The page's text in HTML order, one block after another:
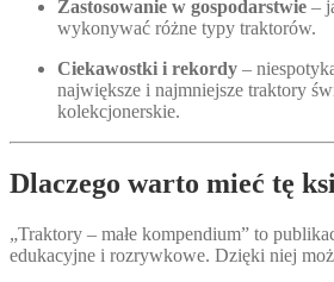
Zastosowanie w gospodarstwie –
wykonywać różne typy traktorów.
Ciekawostki i rekordy –
największe i najmniejsze traktory
kolekcjonerskie.
Dlaczego warto mieć tę
„Traktory – małe kompendium” to
edukacyjne i rozrywkowe. Dzięki niej